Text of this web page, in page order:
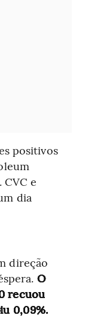
positivos
CVC e
dia
direção
O
recuou
0,09%.